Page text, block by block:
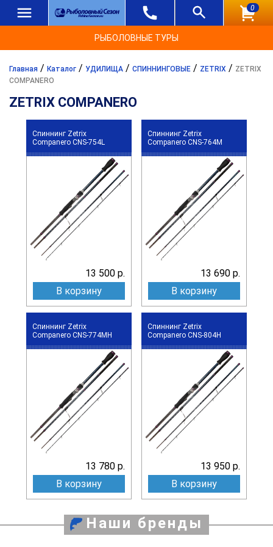
0
РЫБОЛОВНЫЕ ТУРЫ
Главная / Каталог / УДИЛИЩА / СПИННИНГОВЫЕ / ZETRIX / ZETRIX
COMPANERO
ZETRIX COMPANERO
Спиннинг Zetrix
Companero CNS-754L
13 500 р.
В корзину
Спиннинг Zetrix
Companero CNS-764M
13 690 р.
В корзину
Спиннинг Zetrix
Companero CNS-774MH
13 780 р.
В корзину
Спиннинг Zetrix
Companero CNS-804H
13 950 р.
В корзину
Наши бренды